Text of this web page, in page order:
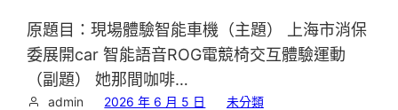
原題目：現場體驗智能車機（主題） 上海市消保
委展開car 智能語音ROG電競椅交互體驗運動
（副題） 她那間咖啡…
admin 2026 年 6 月 5 日 未分類